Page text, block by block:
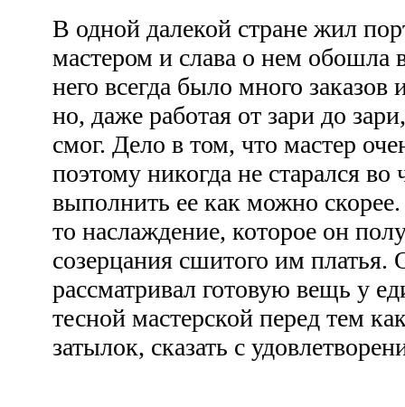
В одной далекой стране жил
мастером и слава о нем обошла
него всегда было много заказов
но, даже работая от зари до
смог. Дело в том, что мастер
поэтому никогда не старался во
выполнить ее как можно
то наслаждение, которое он
созерцания сшитого им
рассматривал готовую вещь у
тесной мастерской перед тем
затылок, сказать с